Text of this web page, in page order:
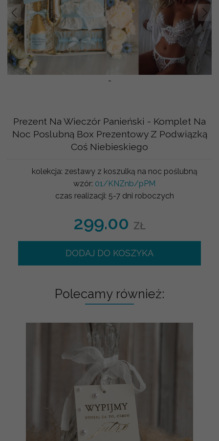
-
Prev
Prezent Na Wieczór Panieński - Komplet Na
Noc Poslubną Box Prezentowy Z Podwiązką
Coś Niebieskiego
kolekcja: zestawy z koszulką na noc poślubną
wzór: 01/KNZnb/pPM
czas realizacji: 5-7 dni roboczych
299.00 ZŁ
DODAJ DO KOSZYKA
Polecamy również: